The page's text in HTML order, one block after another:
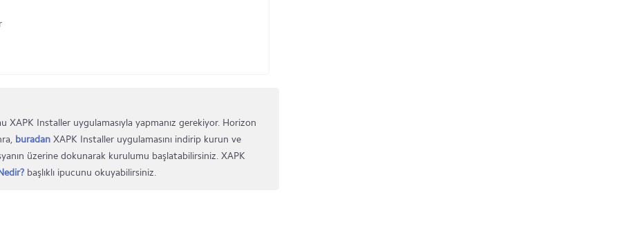
Installer uygulamasıyla yapmanız gerekiyor. Horizon
buradan XAPK Installer uygulamasını indirip kurun ve
üzerine dokunarak kurulumu başlatabilirsiniz. XAPK
başlıklı ipucunu okuyabilirsiniz.